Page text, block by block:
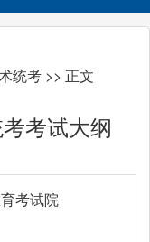
统考 >> 正文
考试大纲
考试院